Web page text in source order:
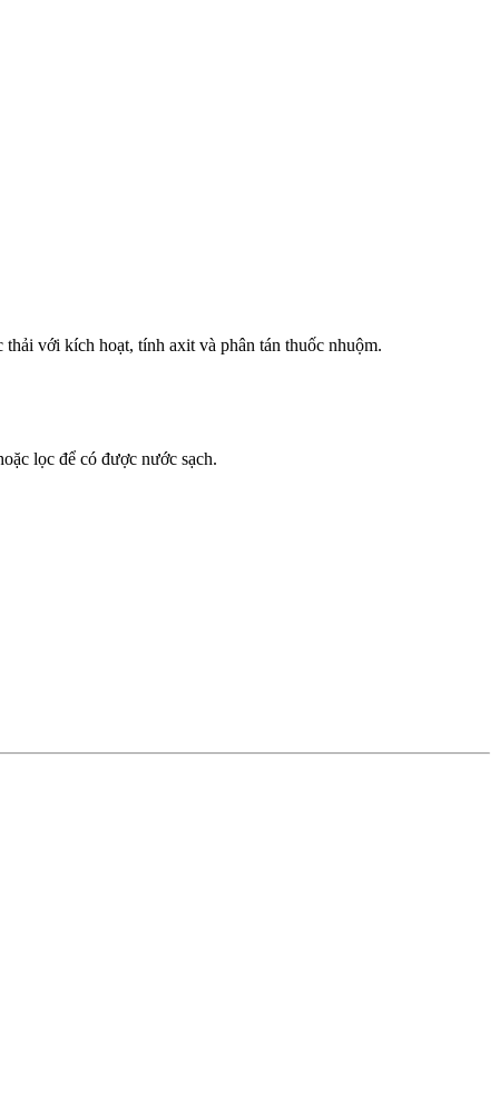
với kích hoạt, tính axit và phân tán thuốc nhuộm.
lọc để có được nước sạch.